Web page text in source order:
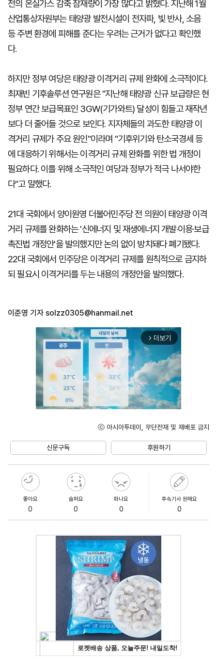
전의 온실가스 감축 잠재량이 가장 많다고 밝혔다. 지난해 1월
산업통상자원부는 태양광 발전시설이 전자파, 빛 반사, 소음
등 주변 환경에 피해를 준다는 우려는 근거가 없다고 확인했
다.
하지만 정부 여당은 태양광 이격거리 규제 완화에 소극적이다.
최재빈 기후솔루션 연구원은 "지난해 태양광 신규 보급량은 현
정부 연간 보급목표인 3GW(기가와트) 달성이 힘들고 재작년
보다 더 줄어들 것으로 보인다. 지자체들의 과도한 태양광 이
격거리 규제가 주요 원인"이라며 "기후위기와 탄소국경세 등
에 대응하기 위해서는 이격거리 규제 완화를 위한 법 개정이
필요하다. 이를 위해 소극적인 여당과 정부가 적극 나서야한
다"고 말했다.
21대 국회에서 양이원영 더불어민주당 전 의원이 태양광 이격
거리 규제를 완화하는 '신에너지 및 재생에너지 개발·이용·보급
촉진법 개정안'을 발의했지만 논의 없이 방치돼다 폐기됐다.
22대 국회에서 민주당은 이격거리 규제를 원칙적으로 금지하
되 필요시 이격거리를 두는 내용의 개정안을 발의했다.
이준영 기자 solzz0305@hanmail.net
arrow_forward_ios 더보기
ⓒ 아시아투데이, 무단전재 및 재배포 금지
신문구독 후원하기
좋아요
0
슬퍼요
0
화나요
0
후속기사 원해요
0